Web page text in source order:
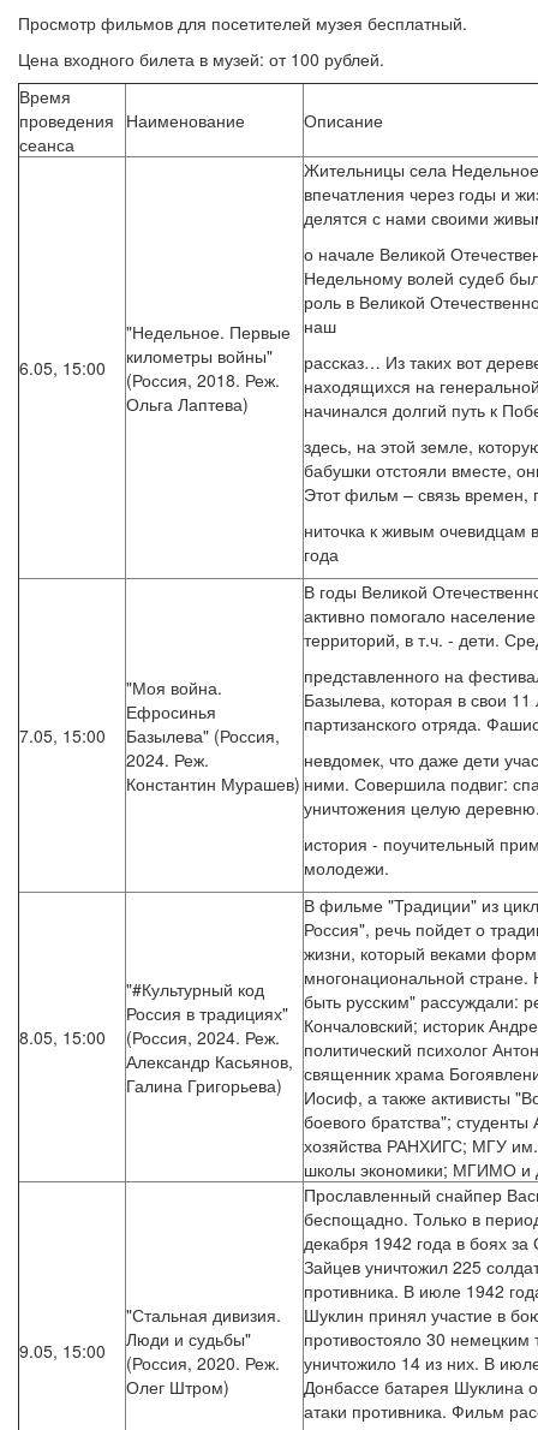
Просмотр фильмов для посетителей музея бесплатный.
Цена входного билета в музей: от 100 рублей.
Время
проведения
сеанса
Наименование Описание
6.05, 15:00
"Недельное. Первые
километры войны"
(Россия, 2018. Реж.
Ольга Лаптева)
Жительницы села
впечатления через годы и
делятся с нами своими
о начале Великой
Недельному волей судеб
роль в Великой
наш
рассказ… Из таких вот
находящихся на
начинался долгий путь к
здесь, на этой земле,
бабушки отстояли вместе,
Этот фильм – связь времен,
ниточка к живым очевидцам
года
7.05, 15:00
"Моя война.
Ефросинья
Базылева" (Россия,
2024. Реж.
Константин Мурашев)
В годы Великой
активно помогало
территорий, в т.ч. - дети.
представленного на
Базылева, которая в свои 11
партизанского отряда.
невдомек, что даже дети
ними. Совершила подвиг:
уничтожения целую
история - поучительный
молодежи.
8.05, 15:00
"#Культурный код
Россия в традициях"
(Россия, 2024. Реж.
Александр Касьянов,
Галина Григорьева)
В фильме "Традиции" из
Россия", речь пойдет о
жизни, который веками
многонациональной стране.
быть русским" рассуждали:
Кончаловский; историк
политический психолог
священник храма
Иосиф, а также активисты
боевого братства";
хозяйства РАНХИГС; МГУ
школы экономики; МГИМО и
9.05, 15:00
"Стальная дивизия.
Люди и судьбы"
(Россия, 2020. Реж.
Олег Штром)
Прославленный снайпер
беспощадно. Только в
декабря 1942 года в боях
Зайцев уничтожил 225
противника. В июле 1942
Шуклин принял участие в
противостояло 30 немецким
уничтожило 14 из них. В
Донбассе батарея Шуклина
атаки противника. Фильм